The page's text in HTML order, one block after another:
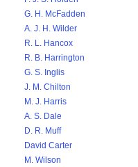
G. H. McFadden
A. J. H. Wilder
R. L. Hancox
R. B. Harrington
G. S. Inglis
J. M. Chilton
M. J. Harris
A. S. Dale
D. R. Muff
David Carter
M. Wilson